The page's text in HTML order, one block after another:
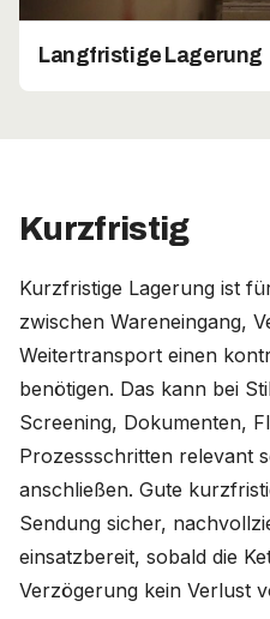
Langfristige Lagerung
Kurzfristig
Kurzfristige Lagerung ist
zwischen Wareneingang,
Weitertransport einen
benötigen. Das kann bei
Screening, Dokumenten,
Prozessschritten relevant
anschließen. Gute
Sendung sicher,
einsatzbereit, sobald die
Verzögerung kein Verlust